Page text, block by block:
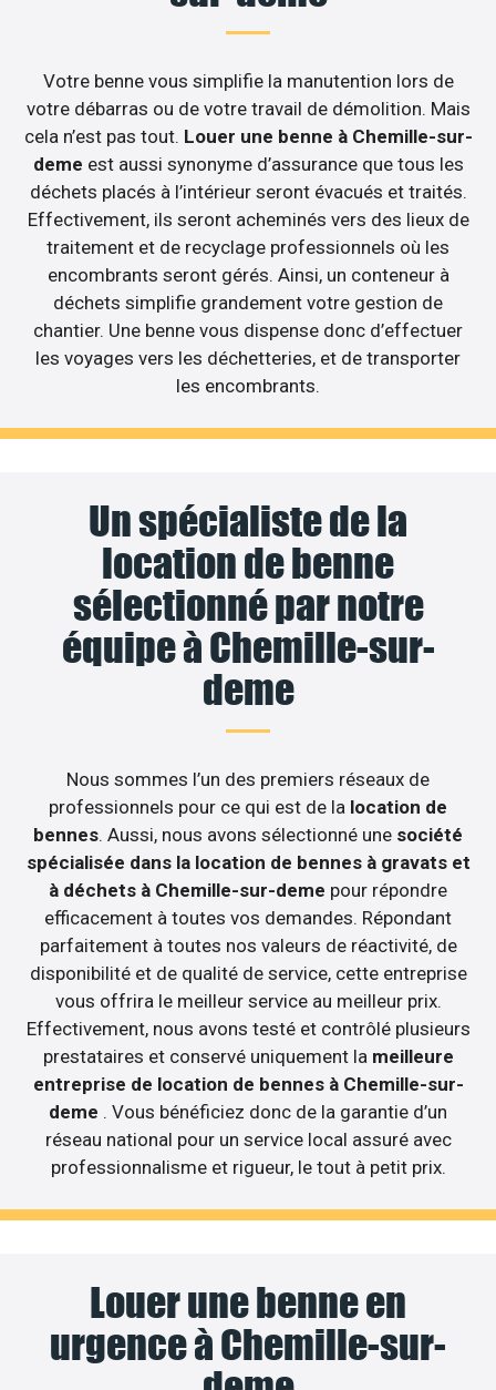
Votre benne vous simplifie la manutention lors de
votre débarras ou de votre travail de démolition. Mais
cela n’est pas tout. Louer une benne à Chemille-sur-
deme est aussi synonyme d’assurance que tous les
déchets placés à l’intérieur seront évacués et traités.
Effectivement, ils seront acheminés vers des lieux de
traitement et de recyclage professionnels où les
encombrants seront gérés. Ainsi, un conteneur à
déchets simplifie grandement votre gestion de
chantier. Une benne vous dispense donc d’effectuer
les voyages vers les déchetteries, et de transporter
les encombrants.
Un spécialiste de la
location de benne
sélectionné par notre
équipe à Chemille-sur-
deme
Nous sommes l’un des premiers réseaux de
professionnels pour ce qui est de la location de
bennes. Aussi, nous avons sélectionné une société
spécialisée dans la location de bennes à gravats et
à déchets à Chemille-sur-deme pour répondre
efficacement à toutes vos demandes. Répondant
parfaitement à toutes nos valeurs de réactivité, de
disponibilité et de qualité de service, cette entreprise
vous offrira le meilleur service au meilleur prix.
Effectivement, nous avons testé et contrôlé plusieurs
prestataires et conservé uniquement la meilleure
entreprise de location de bennes à Chemille-sur-
deme . Vous bénéficiez donc de la garantie d’un
réseau national pour un service local assuré avec
professionnalisme et rigueur, le tout à petit prix.
Louer une benne en
urgence à Chemille-sur-